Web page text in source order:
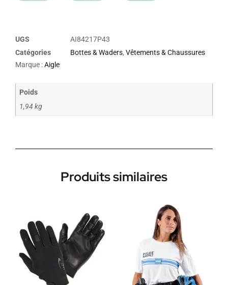
UGS
AI84217P43
Catégories
Bottes & Waders, Vêtements & Chaussures
Marque :Aigle
Poids
1,94 kg
Produits similaires